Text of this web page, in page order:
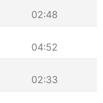
02:48
04:52
02:33